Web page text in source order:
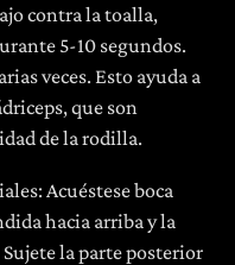
contra la toalla,
5-10 segundos.
veces. Esto ayuda a
que son
de la rodilla.
Acuéstese boca
hacia arriba y la
la parte posterior